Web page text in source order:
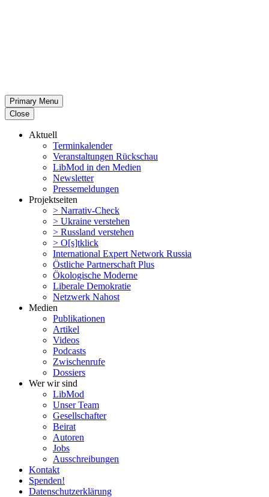
Primary Menu
Close
Aktuell
Termin­ka­lender
Veran­stal­tungen Rückschau
LibMod in den Medien
Newsletter
Presse­mel­dungen
Projekt­seiten
> Narrativ-Check
> Ukraine verstehen
> Russland verstehen
> O[s]tklick
Inter­na­tional Expert Network Russia
Östliche Partner­schaft Plus
Ökolo­gische Moderne
Liberale Demokratie
Netzwerk Nahost
Medien
Publi­ka­tionen
Artikel
Videos
Podcasts
Zwischenrufe
Dossiers
Wer wir sind
LibMod
Unser Team
Gesell­schafter
Beirat
Autoren
Jobs
Ausschrei­bungen
Kontakt
Spenden!
Daten­schutz­er­klärung